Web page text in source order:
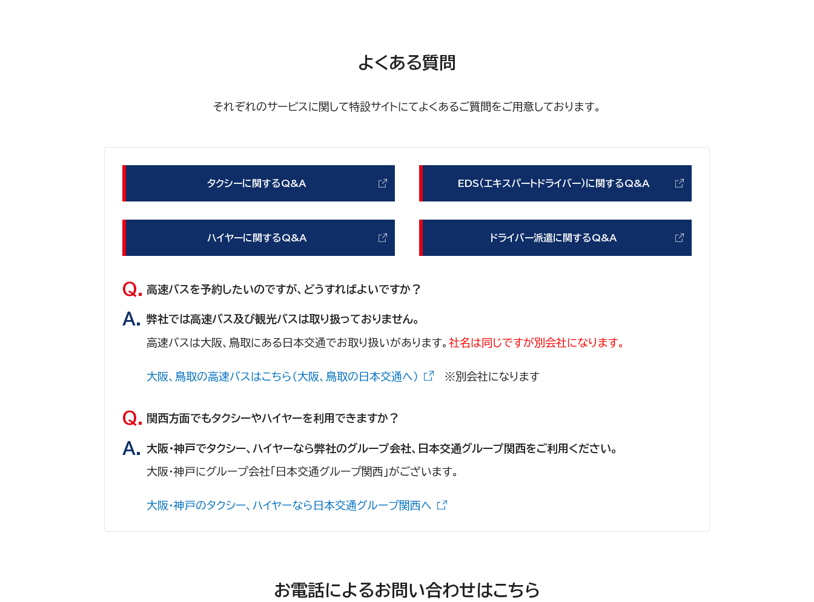
よくある質問
それぞれのサービスに関して特設サイトにてよくあるご質問をご用意しております。
タクシーに関するQ&A EDS（エキスパートドライバー）に関するQ&A
ハイヤーに関するQ&A ドライバー派遣に関するQ&A
高速バスを予約したいのですが、どうすればよいですか？
弊社では高速バス及び観光バスは取り扱っておりません。
高速バスは大阪、鳥取にある日本交通でお取り扱いがあります。 社名は同じですが別会社になります。
大阪、鳥取の高速バスはこちら（大阪、鳥取の日本交通へ） ※別会社になります
関西方面でもタクシーやハイヤーを利用できますか？
大阪・神戸でタクシー、ハイヤーなら弊社のグループ会社、日本交通グループ関西をご利用ください。
大阪・神戸にグループ会社「日本交通グループ関西」がございます。
大阪・神戸のタクシー、ハイヤーなら日本交通グループ関西へ
お電話によるお問い合わせはこちら